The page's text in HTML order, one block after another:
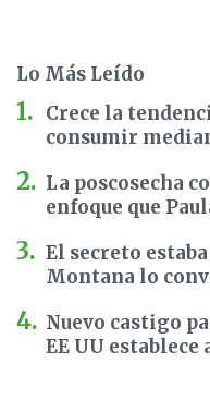
Lo Más Leído
Crece la
consumir
La poscosecha
enfoque que
El secreto
Montana lo
Nuevo castigo
EE UU establece